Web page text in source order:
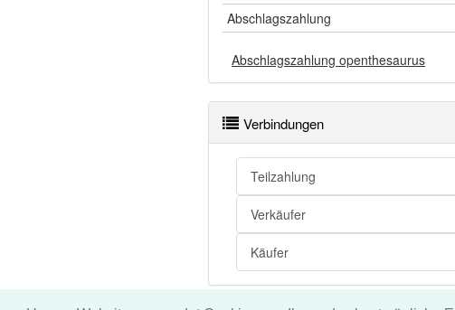
Abschlagszahlung
Abschlagszahlung openthesaurus
Verbindungen
Teilzahlung
Verkäufer
Käufer